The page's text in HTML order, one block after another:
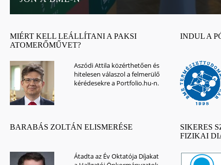
MIÉRT KELL LEÁLLÍTANI A PAKSI
ATOMERŐMŰVET?
Aszódi Attila közérthetően és
hitelesen válaszol a felmerülő
kérédesekre a Portfolio.hu-n.
INDUL A
BARABÁS ZOLTÁN ELISMERÉSE
Átadta az Év Oktatója Díjakat
SIKERES
FIZIKAI